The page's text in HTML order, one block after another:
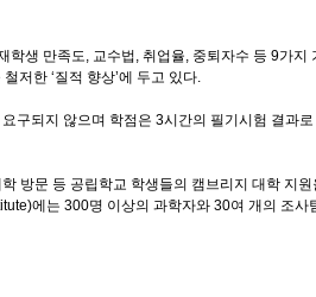
생 만족도, 교수법, 취업율, 중퇴자수 등 9가
저한 ‘질적 향상’에 두고 있다.
되지 않으며 학점은 3시간의 필기시험 결과
방문 등 공립학교 학생들의 캠브리지 대학 지
에는 300명 이상의 과학자와 30여 개의 조사